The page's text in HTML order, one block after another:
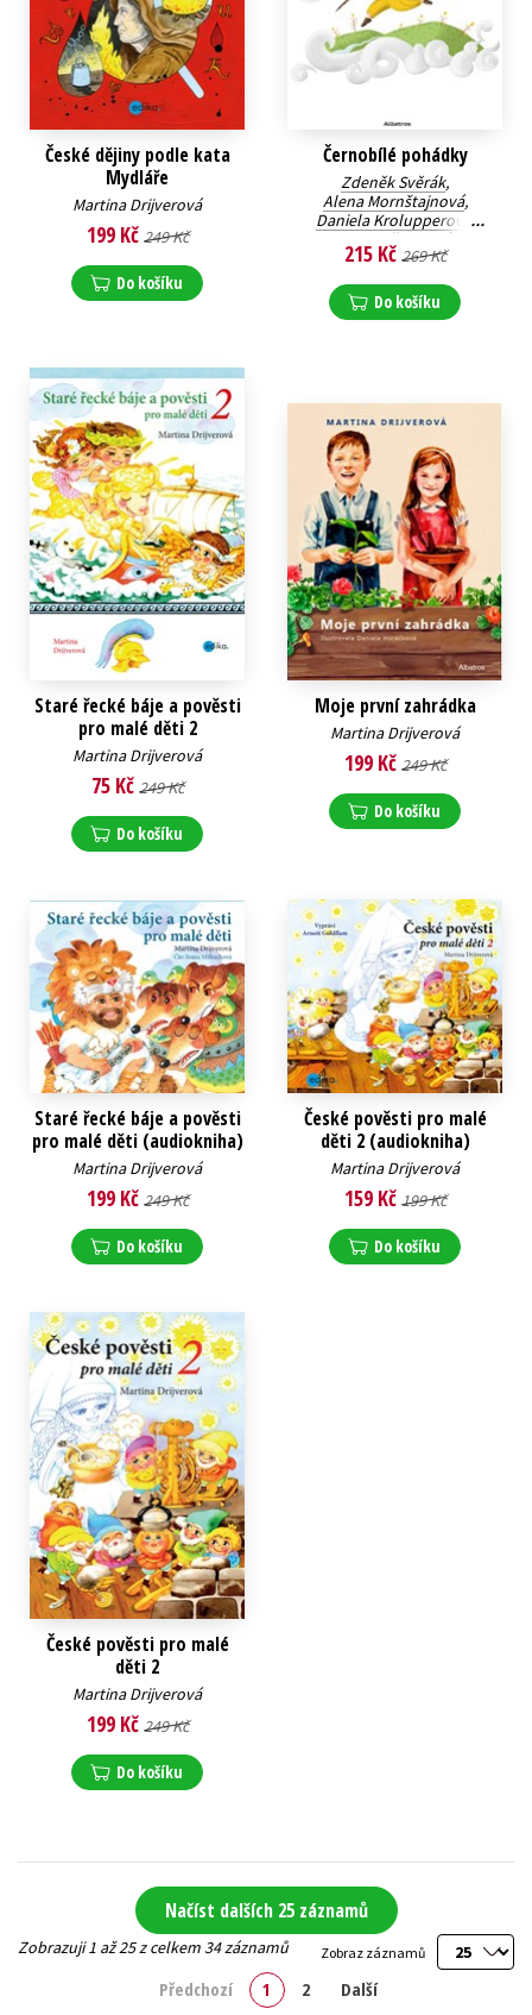
České dějiny podle kata
Mydláře
Martina Drijverová
199 Kč 249 Kč
Do košíku
Černobílé pohádky
Zdeněk Svěrák,
Alena Mornštajnová,
Daniela Krolupperová ,
Ivona Březinová ,
Stanislava Reschová
Martina Drijverová,
Lucie Hlavinková,
Šárka Kadlečíková,
Dominik Landsman
Lenka Rožnovská
Ivana Peroutková
215 Kč 269 Kč
Do košíku
Staré řecké báje a pověsti
pro malé děti 2
Martina Drijverová
75 Kč 249 Kč
Do košíku
Moje první zahrádka
Martina Drijverová
199 Kč 249 Kč
Do košíku
Staré řecké báje a pověsti
pro malé děti (audiokniha)
Martina Drijverová
199 Kč 249 Kč
Do košíku
České pověsti pro malé
děti 2 (audiokniha)
Martina Drijverová
159 Kč 199 Kč
Do košíku
České pověsti pro malé
děti 2
Martina Drijverová
199 Kč 249 Kč
Do košíku
Načíst dalších 25 záznamů
Zobraz záznamů
Zobrazuji 1 až 25 z celkem 34 záznamů
Předchozí 1 2 Další